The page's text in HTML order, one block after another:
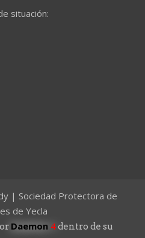
situación:
| Sociedad Protectora de
de Yecla
Daemon 4dentro de su